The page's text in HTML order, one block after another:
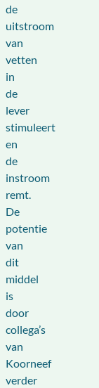
de
uitstroom
van
vetten
in
de
lever
stimuleert
en
de
instroom
remt.
De
potentie
van
dit
middel
is
door
collega’s
van
Koorneef
verder